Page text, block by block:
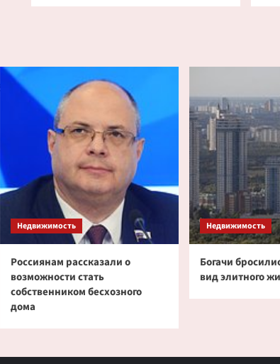
Недвижимость
Россиянам рассказали о
возможности стать
собственником бесхозного
дома
Недвижимость
Богачи
вид элитного